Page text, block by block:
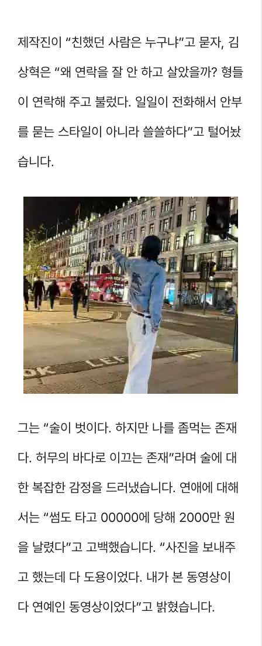
제작진이 “친했던 사람은 누구냐”고 묻자, 김
상혁은 “왜 연락을 잘 안 하고 살았을까? 형들
이 연락해 주고 불렀다. 일일이 전화해서 안부
를 묻는 스타일이 아니라 쓸쓸하다”고 털어놨
습니다.
그는 “술이 벗이다. 하지만 나를 좀먹는 존재
다. 허무의 바다로 이끄는 존재”라며 술에 대
한 복잡한 감정을 드러냈습니다. 연애에 대해
서는 “썸도 타고 00000에 당해 2000만 원
을 날렸다”고 고백했습니다. “사진을 보내주
고 했는데 다 도용이었다. 내가 본 동영상이
다 연예인 동영상이었다”고 밝혔습니다.